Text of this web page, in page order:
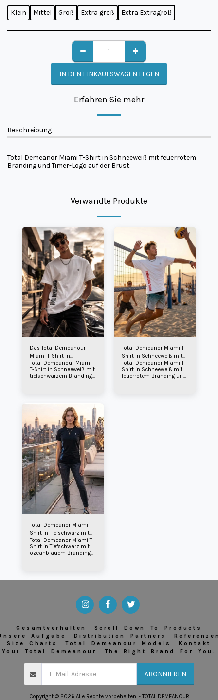
Klein Mittel Groß Extra groß Extra Extragroß
IN DEN EINKAUFSWAGEN LEGEN
Erfahren Sie mehr
Beschreibung
Total Demeanor Miami T-Shirt in Schneeweiß mit feuerrotem
Branding und Timer-Logo auf der Brust.
Verwandte Produkte
Das Total Demeanour
Miami T-Shirt in
Schneeweiß und
tiefschwarzem Branding.
Total Demeanour Miami
T-Shirt in Schneeweiß mit
tiefschwarzem Branding
Total Demeanor Miami T-
Shirt in Schneeweiß mit
feuerrotem Branding.
Total Demeanor Miami T-
Shirt in Schneeweiß mit
feuerrotem Branding und
Total Demeanor Miami T-
Shirt in Tiefschwarz mit
ozeanblauem Branding.
Total Demeanor Miami T-
Shirt in Tiefschwarz mit
ozeanblauem Branding
Gesamtverhalten
Scroll Down To Products
Aufgabe
Distribution Partners
Size Charts
Total Demeanour Models
Kontakt
Your Total Demeanour
The Right Brand For You.
ABONNIEREN
Copyright © 2026 Alle Rechte vorbehalten. -TOTAL DEMEANOUR